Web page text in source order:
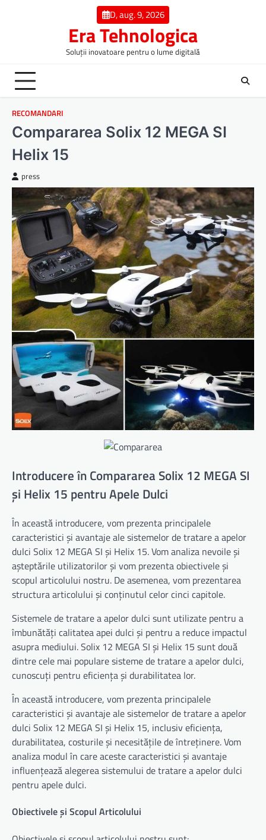
D, aug. 9, 2026
Era Tehnologica
Soluții inovatoare pentru o lume digitală
RECOMANDARI
Compararea Solix 12 MEGA SI
Helix 15
press
Introducere în Compararea Solix 12 MEGA SI
și Helix 15 pentru Apele Dulci
În această introducere, vom prezenta principalele
caracteristici și avantaje ale sistemelor de tratare a apelor
dulci Solix 12 MEGA SI și Helix 15. Vom analiza nevoile și
așteptările utilizatorilor și vom prezenta obiectivele și
scopul articolului nostru. De asemenea, vom prezentarea
structura articolului și conținutul celor cinci capitole.
Sistemele de tratare a apelor dulci sunt utilizate pentru a
îmbunătăți calitatea apei dulci și pentru a reduce impactul
asupra mediului. Solix 12 MEGA SI și Helix 15 sunt două
dintre cele mai populare sisteme de tratare a apelor dulci,
cunoscuți pentru eficiența și durabilitatea lor.
În această introducere, vom prezenta principalele
caracteristici și avantaje ale sistemelor de tratare a apelor
dulci Solix 12 MEGA SI și Helix 15, inclusiv eficiența,
durabilitatea, costurile și necesitățile de întreținere. Vom
analiza modul în care aceste caracteristici și avantaje
influențează alegerea sistemului de tratare a apelor dulci
pentru apele dulci.
Obiectivele și Scopul Articolului